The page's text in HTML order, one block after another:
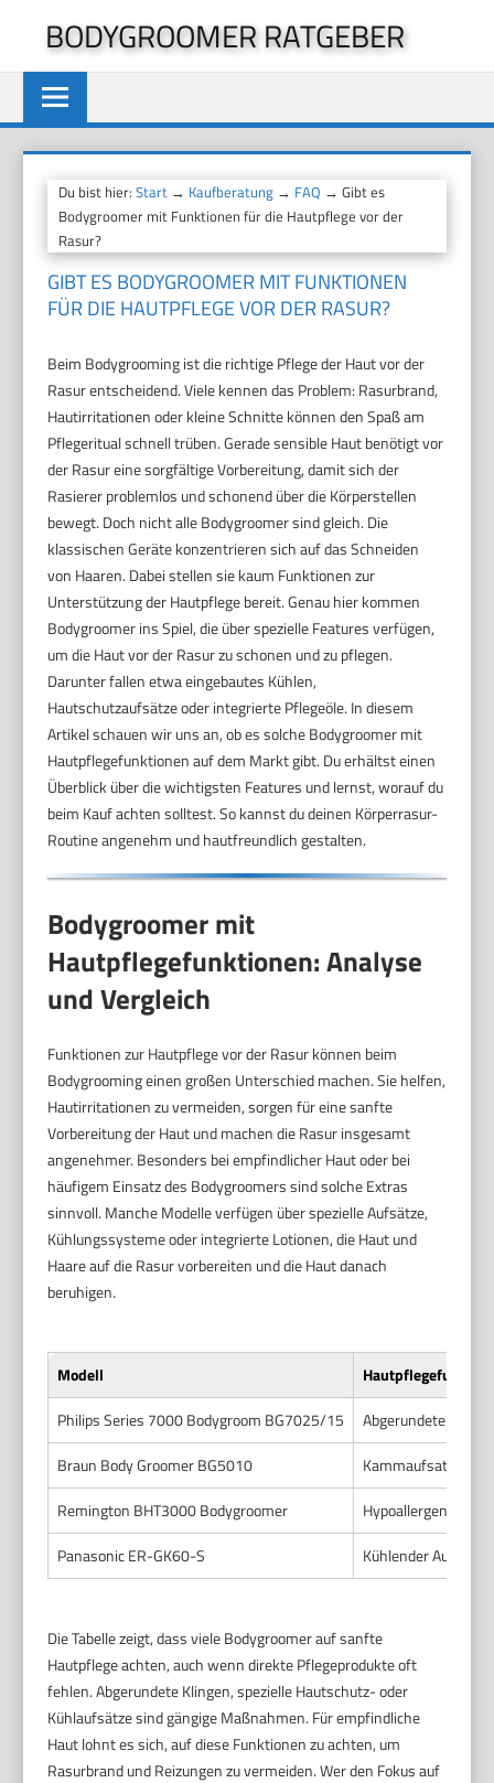
springen
BODYGROOMER RATGEBER
Du bist hier:Start → Kaufberatung → FAQ → Gibt es
Bodygroomer mit Funktionen für die Hautpflege vor der
Rasur?
GIBT ES BODYGROOMER MIT FUNKTIONEN
FÜR DIE HAUTPFLEGE VOR DER RASUR?
Beim Bodygrooming ist die richtige Pflege der Haut vor der
Rasur entscheidend. Viele kennen das Problem: Rasurbrand,
Hautirritationen oder kleine Schnitte können den Spaß am
Pflegeritual schnell trüben. Gerade sensible Haut benötigt vor
der Rasur eine sorgfältige Vorbereitung, damit sich der
Rasierer problemlos und schonend über die Körperstellen
bewegt. Doch nicht alle Bodygroomer sind gleich. Die
klassischen Geräte konzentrieren sich auf das Schneiden
von Haaren. Dabei stellen sie kaum Funktionen zur
Unterstützung der Hautpflege bereit. Genau hier kommen
Bodygroomer ins Spiel, die über spezielle Features verfügen,
um die Haut vor der Rasur zu schonen und zu pflegen.
Darunter fallen etwa eingebautes Kühlen,
Hautschutzaufsätze oder integrierte Pflegeöle. In diesem
Artikel schauen wir uns an, ob es solche Bodygroomer mit
Hautpflegefunktionen auf dem Markt gibt. Du erhältst einen
Überblick über die wichtigsten Features und lernst, worauf du
beim Kauf achten solltest. So kannst du deinen Körperrasur-
Routine angenehm und hautfreundlich gestalten.
Bodygroomer mit
Hautpflegefunktionen: Analyse
und Vergleich
Funktionen zur Hautpflege vor der Rasur können beim
Bodygrooming einen großen Unterschied machen. Sie helfen,
Hautirritationen zu vermeiden, sorgen für eine sanfte
Vorbereitung der Haut und machen die Rasur insgesamt
angenehmer. Besonders bei empfindlicher Haut oder bei
häufigem Einsatz des Bodygroomers sind solche Extras
sinnvoll. Manche Modelle verfügen über spezielle Aufsätze,
Kühlungssysteme oder integrierte Lotionen, die Haut und
Haare auf die Rasur vorbereiten und die Haut danach
beruhigen.
Modell
Philips Series 7000 Bodygroom BG7025/15
Abgerundete
Braun Body Groomer BG5010
Kammaufsatz für
Remington BHT3000 Bodygroomer
Hypoallergene
Panasonic ER-GK60-S
Kühlender
Die Tabelle zeigt, dass viele Bodygroomer auf sanfte
Hautpflege achten, auch wenn direkte Pflegeprodukte oft
fehlen. Abgerundete Klingen, spezielle Hautschutz- oder
Kühlaufsätze sind gängige Maßnahmen. Für empfindliche
Haut lohnt es sich, auf diese Funktionen zu achten, um
Rasurbrand und Reizungen zu vermeiden. Wer den Fokus auf